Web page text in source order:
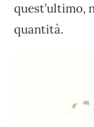
quest’ultimo,
quantità.